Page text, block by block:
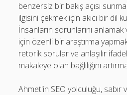
benzersiz bir bakış açısı
ilgisini çekmek için akıcı bir dil
İnsanların sorunlarını
için özenli bir araştırma
retorik sorular ve anlaşılır
makaleye olan bağlılığını
Ahmet'in SEO yolculuğu, sabır